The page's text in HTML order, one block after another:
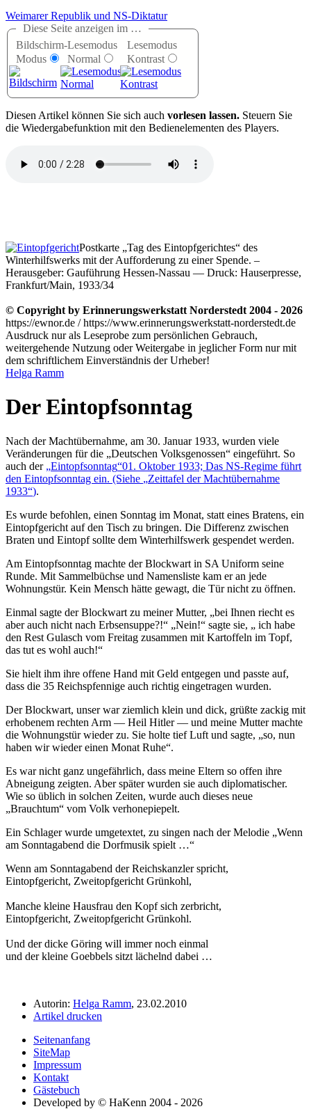
Weimarer Republik und NS-Diktatur
Diese Seite anzeigen im …
Bildschirm-
Modus
Lesemodus
Normal
Lesemodus
Kontrast
Diesen Artikel können Sie sich auch vorlesen lassen. Steuern Sie
die Wiedergabefunktion mit den Bedienelementen des Players.
Postkarte „Tag des Eintopfgerichtes“ des
Winterhilfswerks mit der Aufforderung zu einer Spende. –
Herausgeber: Gauführung Hessen-Nassau — Druck: Hauserpresse,
Frankfurt/Main, 1933/34
© Copyright by Erinnerungswerkstatt Norderstedt 2004 - 2026
https://ewnor.de / https://www.erinnerungswerkstatt-norderstedt.de
Ausdruck nur als Leseprobe zum persönlichen Gebrauch,
weitergehende Nutzung oder Weitergabe in jeglicher Form nur mit
dem schriftlichem Einverständnis der Urheber!
Helga Ramm
Der Eintopfsonntag
Nach der Machtübernahme, am 30. Januar 1933, wurden viele
Veränderungen für die
Deutschen Volksgenossen
eingeführt. So
auch der Eintopfsonntag 01. Oktober 1933; Das NS-Regime führt
den Eintopfsonntag ein. (Siehe
Zeittafel der Machtübernahme
1933 ).
Es wurde befohlen, einen Sonntag im Monat, statt eines Bratens, ein
Eintopfgericht auf den Tisch zu bringen. Die Differenz zwischen
Braten und Eintopf sollte dem Winterhilfswerk gespendet werden.
Am Eintopfsonntag machte der Blockwart in SA Uniform seine
Runde. Mit Sammelbüchse und Namensliste kam er an jede
Wohnungstür. Kein Mensch hätte gewagt, die Tür nicht zu öffnen.
Einmal sagte der Blockwart zu meiner Mutter,
bei Ihnen riecht es
aber auch nicht nach Erbsensuppe?!
Nein! sagte sie,
ich habe
den Rest Gulasch vom Freitag zusammen mit Kartoffeln im Topf,
das tut es wohl auch!
Sie hielt ihm ihre offene Hand mit Geld entgegen und passte auf,
dass die 35 Reichspfennige auch richtig eingetragen wurden.
Der Blockwart, unser war ziemlich klein und dick, grüßte zackig mit
erhobenem rechten Arm — Heil Hitler — und meine Mutter machte
die Wohnungstür wieder zu. Sie holte tief Luft und sagte,
so, nun
haben wir wieder einen Monat Ruhe .
Es war nicht ganz ungefährlich, dass meine Eltern so offen ihre
Abneigung zeigten. Aber später wurden sie auch diplomatischer.
Wie so üblich in solchen Zeiten, wurde auch dieses neue
Brauchtum
vom Volk verhonepiepelt.
Ein Schlager wurde umgetextet, zu singen nach der Melodie
Wenn
am Sonntagabend die Dorfmusik spielt …
Wenn am Sonntagabend der Reichskanzler spricht,
Eintopfgericht, Zweitopfgericht Grünkohl,
Manche kleine Hausfrau den Kopf sich zerbricht,
Eintopfgericht, Zweitopfgericht Grünkohl.
Und der dicke Göring will immer noch einmal
und der kleine Goebbels sitzt lächelnd dabei …
Autorin: Helga Ramm, 23.02.2010
Artikel drucken
Seitenanfang
SiteMap
Impressum
Kontakt
Gästebuch
Developed by © HaKenn 2004 - 2026